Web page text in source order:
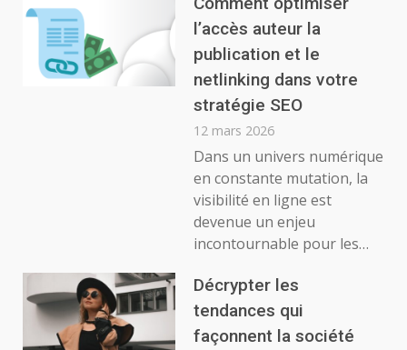
l’accès auteur la
publication et le
netlinking dans votre
stratégie SEO
12 mars 2026
Dans un univers numérique
en constante mutation, la
visibilité en ligne est
devenue un enjeu
incontournable pour les…
Décrypter les
tendances qui
façonnent la société